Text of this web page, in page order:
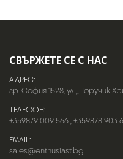
СВЪРЖЕТЕ СЕ С НАС
АДРЕС:
гр. София 1528, ул. „Поручик
ТЕЛЕФОН:
+359879 009 566,+359878 903
EMAIL:
sales@enthusiast.bg